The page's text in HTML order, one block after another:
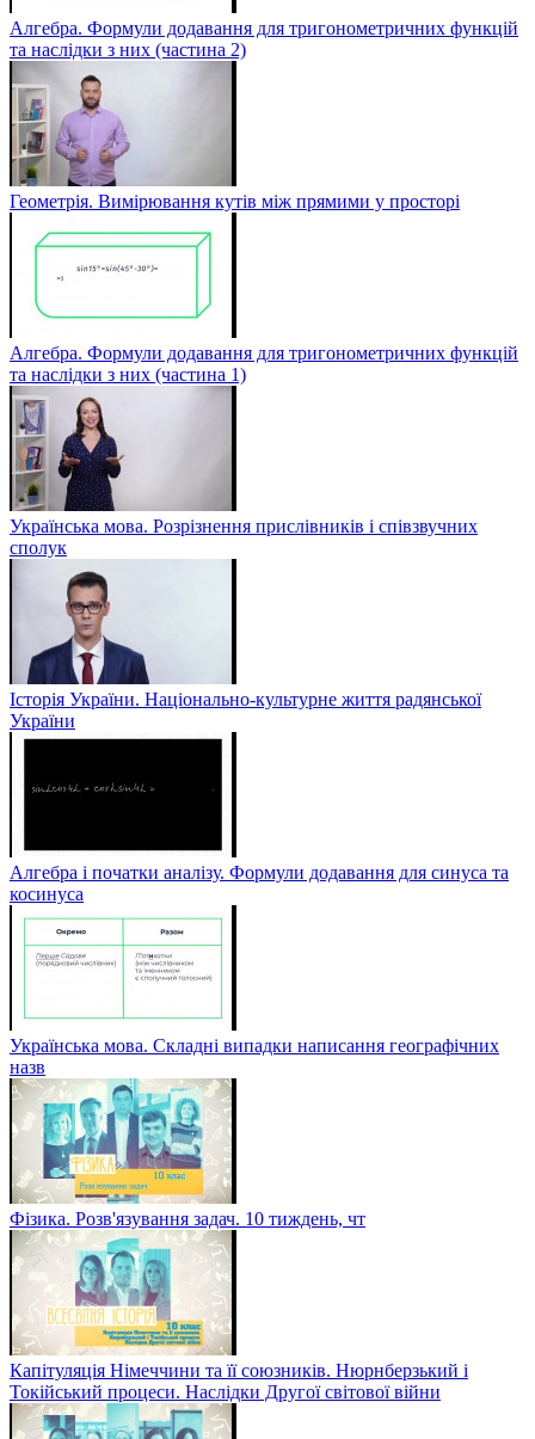
Алгебра. Формули додавання для тригонометричних функцій
та наслідки з них (частина 2)
Геометрія. Вимірювання кутів між прямими у просторі
Алгебра. Формули додавання для тригонометричних функцій
та наслідки з них (частина 1)
Українська мова. Розрізнення прислівників і співзвучних
сполук
Історія України. Національно-культурне життя радянської
України
Алгебра і початки аналізу. Формули додавання для синуса та
косинуса
Українська мова. Складні випадки написання географічних
назв
Фізика. Розв'язування задач. 10 тиждень, чт
Капітуляція Німеччини та її союзників. Нюрнберзький і
Токійський процеси. Наслідки Другої світової війни